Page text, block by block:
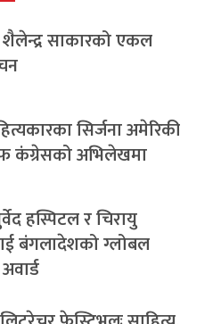
शैलेन्द्र साकारको एकल
सिर्जना अमेरिकी
कंग्रेसको अभिलेखमा
हस्पिटल र चिरायु
बंगलादेशको ग्लोबल